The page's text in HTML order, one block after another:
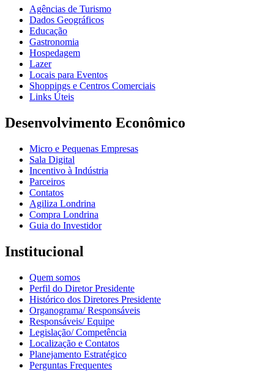
Agências de Turismo
Dados Geográficos
Educação
Gastronomia
Hospedagem
Lazer
Locais para Eventos
Shoppings e Centros Comerciais
Links Úteis
Desenvolvimento Econômico
Micro e Pequenas Empresas
Sala Digital
Incentivo à Indústria
Parceiros
Contatos
Agiliza Londrina
Compra Londrina
Guia do Investidor
Institucional
Quem somos
Perfil do Diretor Presidente
Histórico dos Diretores Presidente
Organograma/ Responsáveis
Responsáveis/ Equipe
Legislação/ Competência
Localização e Contatos
Planejamento Estratégico
Perguntas Frequentes